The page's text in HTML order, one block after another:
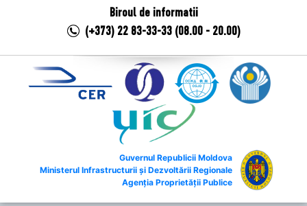
Biroul de informatii
(+373) 22 83-33-33 (08.00 - 20.00)
Guvernul Republicii Moldova
Ministerul Infrastructurii și Dezvoltării Regionale
Agenția Proprietății Publice